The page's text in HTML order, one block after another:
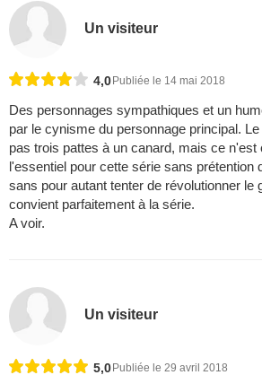
Un visiteur
4,0 Publiée le 14 mai 2018
Des personnages sympathiques et un
par le cynisme du personnage principal.
pas trois pattes à un canard, mais ce n'est
l'essentiel pour cette série sans prétention
sans pour autant tenter de révolutionner le
convient parfaitement à la série.
A voir.
Un visiteur
5,0Publiée le 29 avril 2018